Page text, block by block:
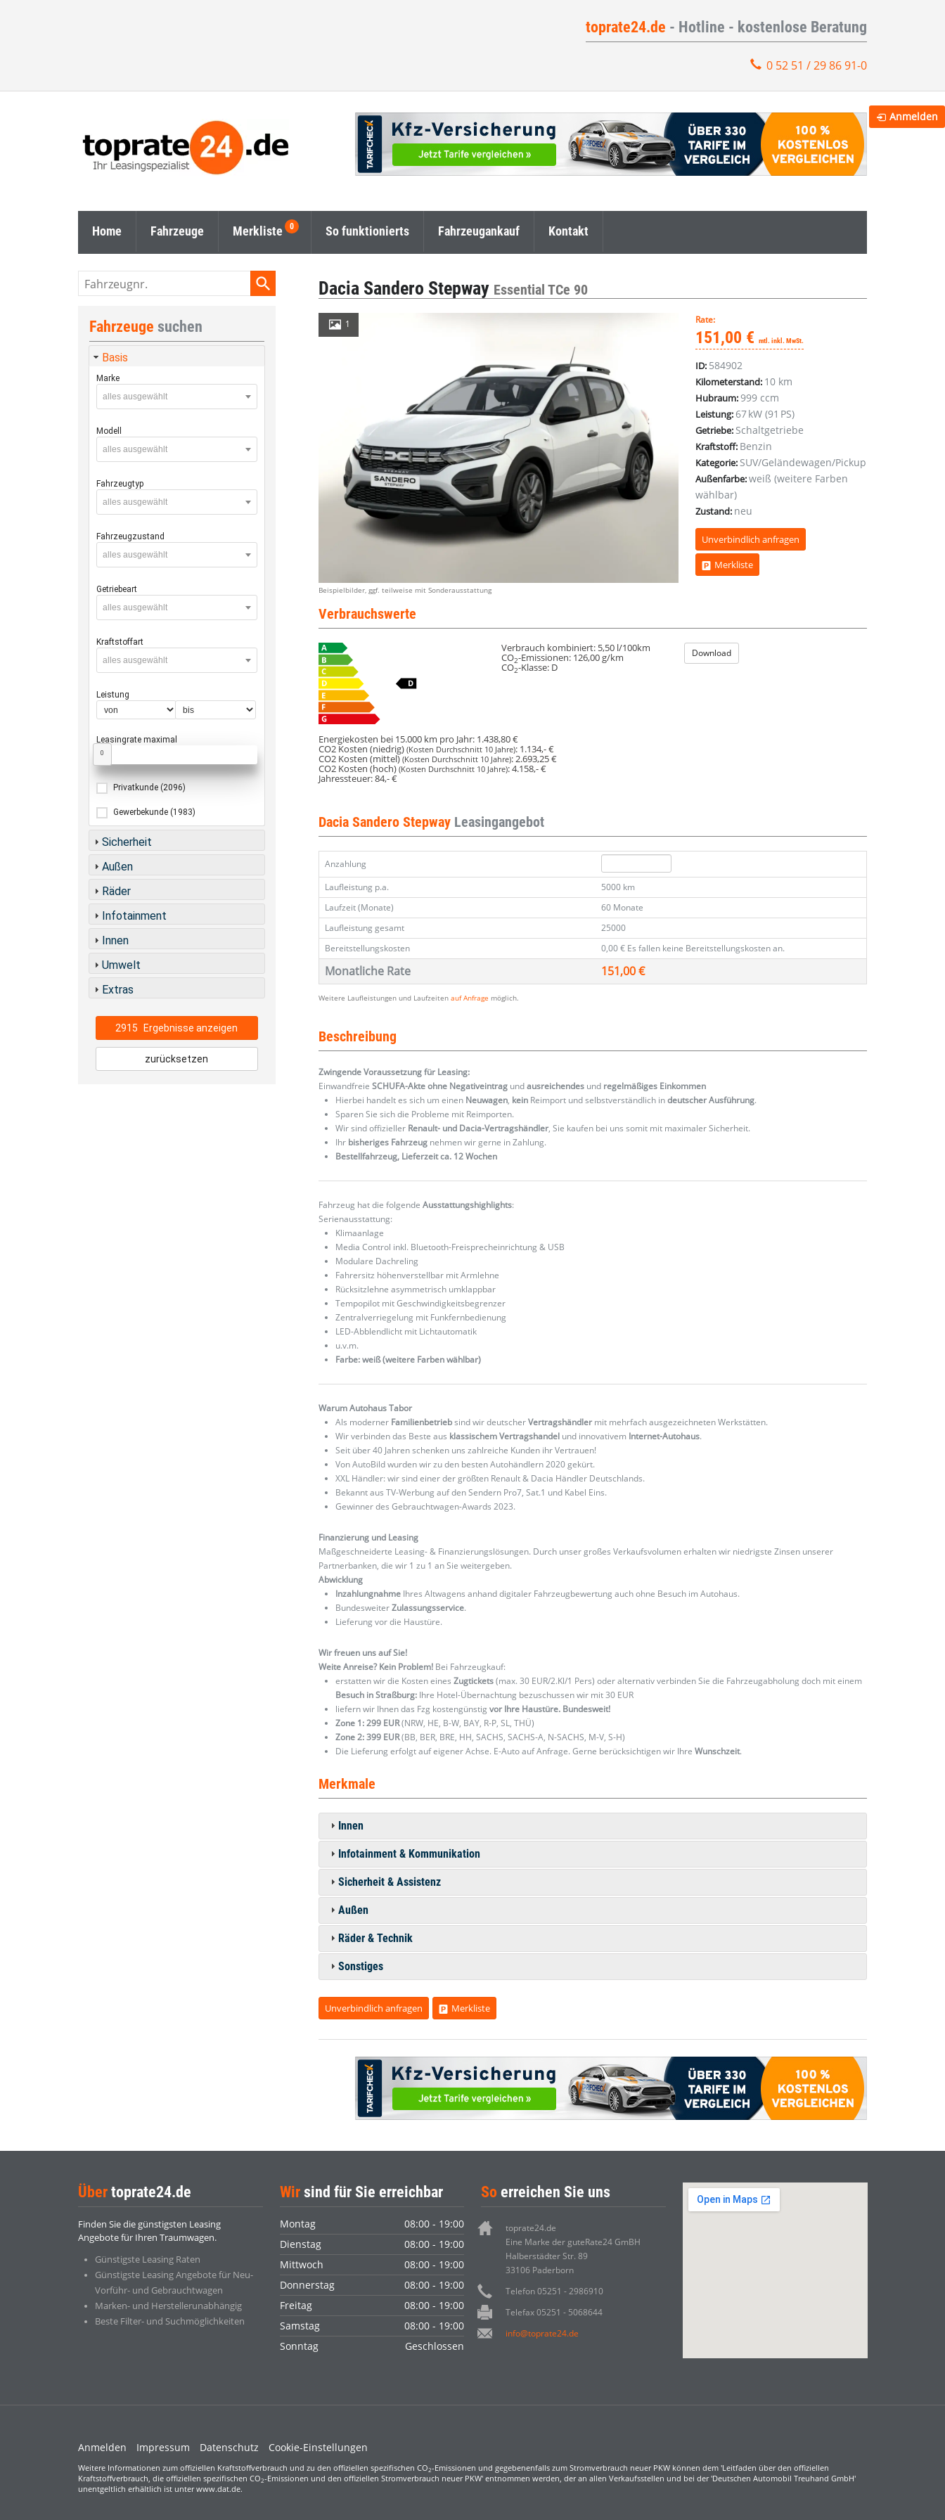
toprate24.de - Hotline - kostenlose Beratung
0 52 51 / 29 86 91-0
Home Fahrzeuge Merkliste So funktionierts Fahrzeugankauf Kontakt
Dacia Sandero Stepway Essential TCe 90
1
Beispielbilder, ggf. teilweise mit Sonderausstattung
Rate:
151,00 € mtl. inkl. MwSt.
ID: 584902
Kilometerstand: 10 km
Hubraum:999 ccm
Leistung:67 kW (91 PS)
Getriebe: Schaltgetriebe
Kraftstoff: Benzin
Kategorie: SUV/Geländewagen/Pickup
Außenfarbe:weiß (weitere Farben
wählbar)
Zustand: neu
Unverbindlich anfragen
Merkliste
Verbrauchswerte
Verbrauch kombiniert: 5,50 l/100km
CO2-Emissionen: 126,00 g/km
CO2-Klasse: D
Download
Energiekosten bei 15.000 km pro Jahr: 1.438,80 €
CO2 Kosten (niedrig)(Kosten Durchschnitt 10 Jahre): 1.134,- €
CO2 Kosten (mittel)(Kosten Durchschnitt 10 Jahre):2.693,25 €
CO2 Kosten (hoch)(Kosten Durchschnitt 10 Jahre):4.158,- €
Jahressteuer:84,- €
Dacia Sandero Stepway Leasingangebot
Anzahlung
Laufleistung p.a.
5000 km
Laufzeit (Monate)
60 Monate
Laufleistung gesamt
25000
Bereitstellungskosten
0,00 € Es fallen keine Bereitstellungskosten an.
Monatliche Rate 151,00 €
Weitere Laufleistungen und Laufzeitenauf Anfrage möglich.
Beschreibung
Zwingende Voraussetzung für Leasing:
EinwandfreieSCHUFA-Akte ohne Negativeintrag undausreichendes und regelmäßiges Einkommen
Hierbei handelt es sich um einen Neuwagen, kein Reimport und selbstverständlich indeutscher Ausführung.
Sparen Sie sich die Probleme mit Reimporten.
Wir sind offizieller Renault- und Dacia-Vertragshändler, Sie kaufen bei uns somit mit maximaler Sicherheit.
Ihr bisheriges Fahrzeug nehmen wir gerne in Zahlung.
Bestellfahrzeug, Lieferzeit ca. 12 Wochen
Fahrzeug hat die folgendeAusstattungshighlights:
Serienausstattung:
Klimaanlage
Media Control inkl. Bluetooth-Freisprecheinrichtung & USB
Modulare Dachreling
Fahrersitz höhenverstellbar mit Armlehne
Rücksitzlehne asymmetrisch umklappbar
Tempopilot mit Geschwindigkeitsbegrenzer
Zentralverriegelung mit Funkfernbedienung
LED-Abblendlicht mit Lichtautomatik
u.v.m.
Farbe: weiß (weitere Farben wählbar)
Warum Autohaus Tabor
Als moderner Familienbetriebsind wir deutscherVertragshändler mit mehrfach ausgezeichneten Werkstätten.
Wir verbinden das Beste aus klassischem Vertragshandel und innovativem Internet-Autohaus.
Seit über 40 Jahren schenken uns zahlreiche Kunden ihr Vertrauen!
Von AutoBild wurden wir zu den besten Autohändlern 2020 gekürt.
XXL Händler: wir sind einer der größten Renault & Dacia Händler Deutschlands.
Bekannt aus TV-Werbung auf den Sendern Pro7, Sat.1 und Kabel Eins.
Gewinner des Gebrauchtwagen-Awards 2023.
Finanzierung und Leasing
Maßgeschneiderte Leasing- & Finanzierungslösungen. Durch unser großes Verkaufsvolumen erhalten wir niedrigste Zinsen unserer
Partnerbanken, die wir 1 zu 1 an Sie weitergeben.
Abwicklung
Inzahlungnahme Ihres Altwagens anhand digitaler Fahrzeugbewertung auch ohne Besuch im Autohaus.
BundesweiterZulassungsservice.
Lieferung vor die Haustüre.
Wir freuen uns auf Sie!
Weite Anreise? Kein Problem! Bei Fahrzeugkauf:
erstatten wir die Kosten einesZugtickets(max. 30 EUR/2.Kl/1 Pers) oder alternativ verbinden Sie die Fahrzeugabholung doch mit einem
Besuch in Straßburg: Ihre Hotel-Übernachtung bezuschussen wir mit 30 EUR
liefern wir Ihnen das Fzg kostengünstigvor Ihre Haustüre. Bundesweit!
Zone 1: 299 EUR(NRW, HE, B-W, BAY, R-P, SL, THÜ)
Zone 2: 399 EUR(BB, BER, BRE, HH, SACHS, SACHS-A, N-SACHS, M-V, S-H)
Die Lieferung erfolgt auf eigener Achse. E-Auto auf Anfrage. Gerne berücksichtigen wir IhreWunschzeit.
Merkmale
Innen
Infotainment & Kommunikation
Sicherheit & Assistenz
Außen
Räder & Technik
Sonstiges
Unverbindlich anfragen Merkliste
Fahrzeugnr.
Fahrzeuge suchen
Basis
Marke
alles ausgewählt
Modell
alles ausgewählt
Fahrzeugtyp
alles ausgewählt
Fahrzeugzustand
alles ausgewählt
Getriebeart
alles ausgewählt
Kraftstoffart
alles ausgewählt
Leistung
Leasingrate maximal
0
Privatkunde (2096)
Gewerbekunde (1983)
Sicherheit
Außen
Räder
Infotainment
Innen
Umwelt
Extras
2915 Ergebnisse anzeigen
zurücksetzen
Anmelden
Über toprate24.de
Finden Sie die günstigsten Leasing
Angebote für Ihren Traumwagen.
Günstigste Leasing Raten
Günstigste Leasing Angebote für Neu-
Vorführ- und Gebrauchtwagen
Marken- und Herstellerunabhängig
Beste Filter- und Suchmöglichkeiten
Wirsind für Sie erreichbar
Montag
08:00 - 19:00
Dienstag
08:00 - 19:00
Mittwoch
08:00 - 19:00
Donnerstag
08:00 - 19:00
Freitag
08:00 - 19:00
Samstag
08:00 - 19:00
Sonntag
Geschlossen
So erreichen Sie uns
toprate24.de
Eine Marke der guteRate24 GmBH
Halberstädter Str. 89
33106 Paderborn
Telefon 05251 - 2986910
Telefax 05251 - 5068644
info@toprate24.de
Anmelden Impressum Datenschutz Cookie-Einstellungen
Weitere Informationen zum offiziellen Kraftstoffverbrauch und zu den offiziellen spezifischen CO2-Emissionen und gegebenenfalls zum Stromverbrauch neuer PKW können dem 'Leitfaden über den offiziellen
Kraftstoffverbrauch, die offiziellen spezifischen CO2-Emissionen und den offiziellen Stromverbrauch neuer PKW' entnommen werden, der an allen Verkaufsstellen und bei der 'Deutschen Automobil Treuhand GmbH'
unentgeltlich erhältlich ist unter www.dat.de.